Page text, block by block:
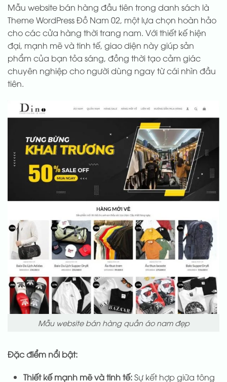
Mẫu website bán hàng đầu tiên trong danh sách là
Theme WordPress Đồ Nam 02, một lựa chọn hoàn hảo
cho các cửa hàng thời trang nam. Với thiết kế hiện
đại, mạnh mẽ và tinh tế, giao diện này giúp sản
phẩm của bạn tỏa sáng, đồng thời tạo cảm giác
chuyên nghiệp cho người dùng ngay từ cái nhìn đầu
tiên.
Mẫu website bán hàng quần áo nam đẹp
Đặc điểm nổi bật:
Thiết kế mạnh mẽ và tinh tế:Sự kết hợp giữa tông